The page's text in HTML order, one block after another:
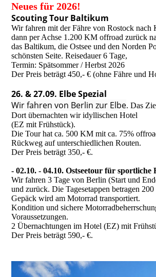
Neues für 2026!
Scouting Tour Baltikum
Wir fahren mit der Fähre von Rostock nach
dann per Achse 1.200 KM offroad zurück
das Baltikum, die Ostsee und den Norden
schönsten Seite. Reisedauer 6 Tage,
Termin: Spätsommer / Herbst 2026
Der Preis beträgt 450,- € (ohne Fähre und
26. & 27.09. Elbe Spezial
Wir fahren von Berlin zur Elbe. Das
Dort übernachten wir idyllischen Hotel
(EZ mit Frühstück).
Die Tour hat ca. 500 KM mit ca. 75%
Rückweg auf unterschiedlichen Routen.
Der Preis beträgt 350,- €.
- 02.10. - 04.10. Ostseetour für sportliche
Wir fahren 3 Tage von Berlin (Start und
und zurück. Die Tagesetappen betragen
Gepäck wird am Motorrad transportiert.
Kondition und sichere
Voraussetzungen.
2 Übernachtungen im Hotel (EZ) mit
Der Preis beträgt 590,- €.